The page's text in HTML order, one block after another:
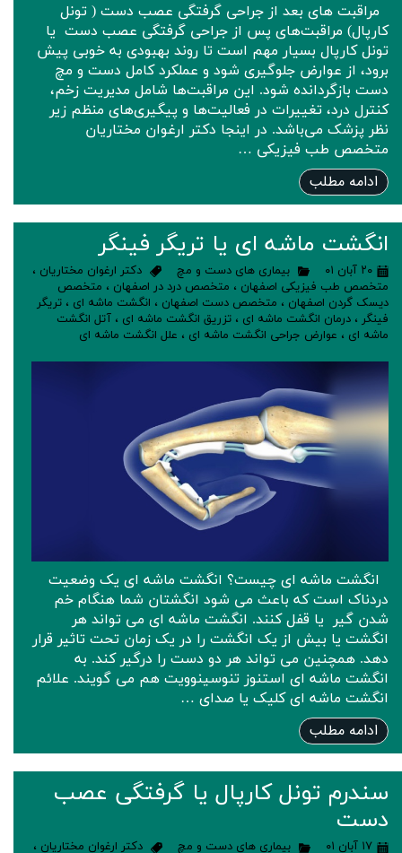
مراقبت های بعد از جراحی گرفتگی عصب دست ( تونل
کارپال) مراقبت‌های پس از جراحی گرفتگی عصب دست یا
تونل کارپال بسیار مهم است تا روند بهبودی به خوبی پیش
برود، از عوارض جلوگیری شود و عملکرد کامل دست و مچ
دست بازگردانده شود. این مراقبت‌ها شامل مدیریت زخم،
کنترل درد، تغییرات در فعالیت‌ها و پیگیری‌های منظم زیر
نظر پزشک می‌باشد. در اینجا دکتر ارغوان مختاریان
متخصص طب فیزیکی …
ادامه مطلب
انگشت ماشه ای یا تریگر فینگر
۲۰ آبان ۰۱ بیماری های دست و مچ دکتر ارغوان مختاریان ،
متخصص طب فیزیکی اصفهان ، متخصص درد در اصفهان ، متخصص
دیسک گردن اصفهان ، متخصص دست اصفهان ، انگشت ماشه ای ، تریگر
فینگر ، درمان انگشت ماشه ای ، تزریق انگشت ماشه ای ، آتل انگشت
ماشه ای ، عوارض جراحی انگشت ماشه ای ، علل انگشت ماشه ای
انگشت ماشه ای چیست؟ انگشت ماشه ای یک وضعیت
دردناک است که باعث می شود انگشتان شما هنگام خم
شدن گیر یا قفل کنند. انگشت ماشه ای می تواند هر
انگشت یا بیش از یک انگشت را در یک زمان تحت تاثیر قرار
دهد. همچنین می تواند هر دو دست را درگیر کند. به
انگشت ماشه ای استنوز تنوسینوویت هم می گویند. علائم
انگشت ماشه ای کلیک یا صدای …
ادامه مطلب
سندرم تونل کارپال یا گرفتگی عصب
دست
۱۷ آبان ۰۱ بیماری های دست و مچ دکتر ارغوان مختاریان ،